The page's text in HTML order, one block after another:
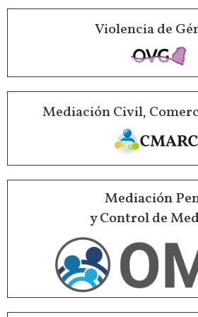
Violencia de
Mediación Civil,
Mediación
y Control de